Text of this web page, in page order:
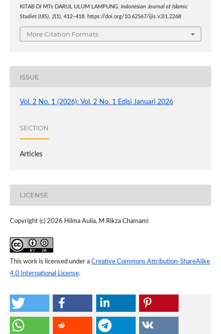
KITAB DI MTs DARUL ULUM LAMPUNG. Indonesian Journal of Islamic
Studies (IJIS), 2(1), 412–418. https://doi.org/10.62567/ijis.v2i1.2268
More Citation Formats
ISSUE
Vol. 2 No. 1 (2026): Vol. 2 No. 1 Edisi Januari 2026
SECTION
Articles
LICENSE
Copyright (c) 2026 Hilma Aulia, M Rikza Chamami
This work is licensed under a Creative Commons Attribution-ShareAlike
4.0 International License.